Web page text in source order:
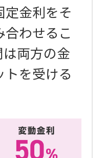
定金利をそ
わせるこ
は両方の金
トを受ける